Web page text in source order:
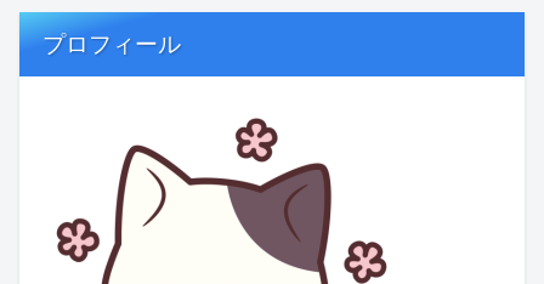
プロフィール